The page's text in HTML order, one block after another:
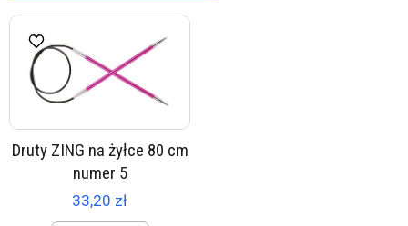
Druty ZING na żyłce 80 cm
numer 5
33,20 zł